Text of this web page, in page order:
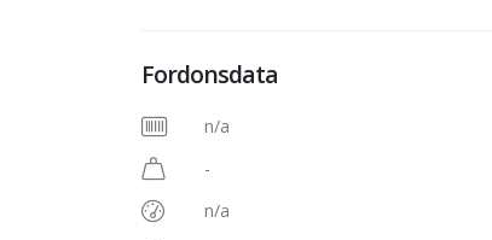
Fordonsdata
n/a
-
n/a